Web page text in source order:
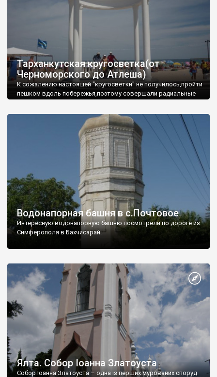
Тарханкутская кругосветка(от
Черноморского до Атлеша)
К сожалению настоящей "кругосветки" не получилось,пройти
пешком вдоль побережья,поэтому совершали радиальные
Водонапорная башня в с.Почтовое
Интересную водонапорную башню посмотрели по дороге из
Симферополя в Бахчисарай.
Ялта. Собор Іоанна Златоуста
Собор Іоанна Златоуста – одна із перших мурованих споруд